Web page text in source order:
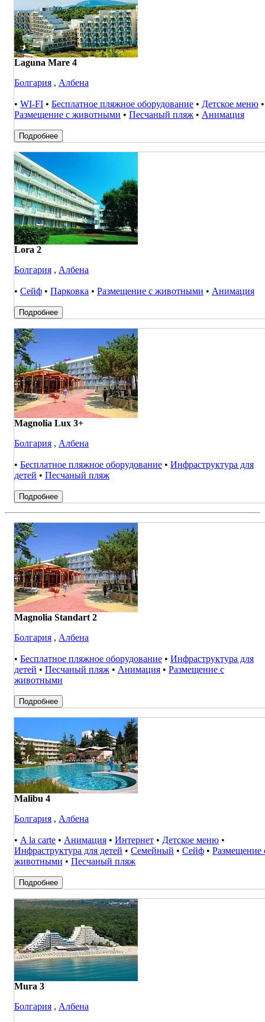
Laguna Mare 4
Болгария , Албена
• WI-FI • Бесплатное пляжное оборудование • Детское меню •
Размещение с животными • Песчаный пляж • Анимация
Подробнее
Lora 2
Болгария , Албена
• Сейф • Парковка • Размещение с животными • Анимация
Подробнее
Magnolia Lux 3+
Болгария , Албена
• Бесплатное пляжное оборудование • Инфраструктура для
детей • Песчаный пляж
Подробнее
Magnolia Standart 2
Болгария , Албена
• Бесплатное пляжное оборудование • Инфраструктура для
детей • Песчаный пляж • Анимация • Размещение с
животными
Подробнее
Malibu 4
Болгария , Албена
• A la carte • Анимация • Интернет • Детское меню •
Инфраструктура для детей • Семейный • Сейф • Размещение
животными • Песчаный пляж
Подробнее
Mura 3
Болгария , Албена